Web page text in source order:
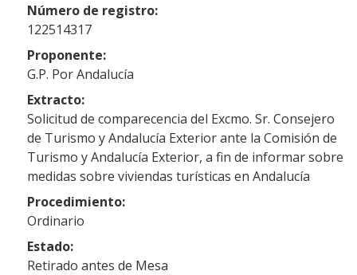
Número de registro:
122514317
Proponente:
G.P. Por Andalucía
Extracto:
Solicitud de comparecencia del Excmo. Sr. Consejero
de Turismo y Andalucía Exterior ante la Comisión de
Turismo y Andalucía Exterior, a fin de informar sobre
medidas sobre viviendas turísticas en Andalucía
Procedimiento:
Ordinario
Estado:
Retirado antes de Mesa